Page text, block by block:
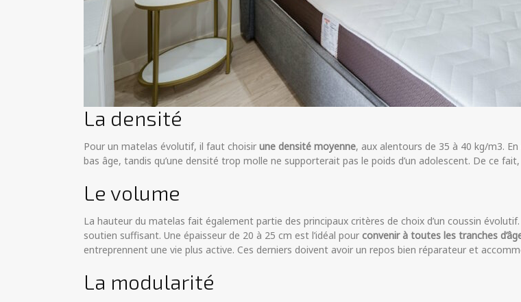
La densité
Pour un matelas évolutif, il faut choisir une densité moyenne, aux alentours de 35 à 40 kg/m3.
bas âge, tandis qu’une densité trop molle ne supporterait pas le poids d’un adolescent. De ce
Le volume
La hauteur du matelas fait également partie des principaux critères de choix d’un coussin
soutien suffisant. Une épaisseur de 20 à 25 cm est l’idéal pour convenir à toutes les tranches
entreprennent une vie plus active. Ces derniers doivent avoir un repos bien réparateur et
La modularité